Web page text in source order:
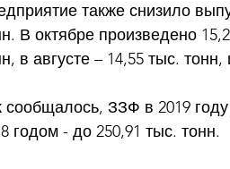
также снизило
В октябре произведено
в августе – 14,55 тыс.
сообщалось, ЗЗФ в 2019
годом - до 250,91 тыс. тонн.